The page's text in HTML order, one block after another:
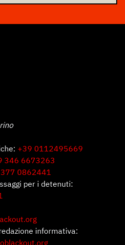
+39 0112495669
346 6673263
0862441
per i detenuti:
informativa: